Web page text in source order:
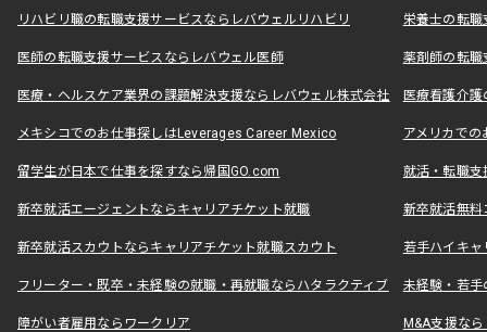
リハビリ職の転職支援サービスならレバウェルリハビリ 栄養士の転
医師の転職支援サービスならレバウェル医師 薬剤師の転
医療・ヘルスケア業界の課題解決支援ならレバウェル株式会社 医療看護介
メキシコでのお仕事探しはLeverages Career Mexico アメリカで
留学生が日本で仕事を探すなら帰国GO.com 就活・転職
新卒就活エージェントならキャリアチケット就職 新卒就活無料
新卒就活スカウトならキャリアチケット就職スカウト 若手ハイキ
フリーター・既卒・未経験の就職・再就職ならハタラクティブ 未経験・若手
障がい者雇用ならワークリア M&A支援な